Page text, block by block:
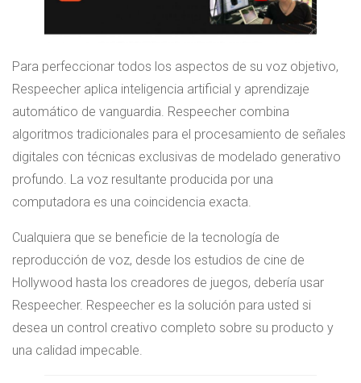
Para perfeccionar todos los aspectos de su voz objetivo,
Respeecher aplica inteligencia artificial y aprendizaje
automático de vanguardia. Respeecher combina
algoritmos tradicionales para el procesamiento de señales
digitales con técnicas exclusivas de modelado generativo
profundo. La voz resultante producida por una
computadora es una coincidencia exacta.
Cualquiera que se beneficie de la tecnología de
reproducción de voz, desde los estudios de cine de
Hollywood hasta los creadores de juegos, debería usar
Respeecher. Respeecher es la solución para usted si
desea un control creativo completo sobre su producto y
una calidad impecable.